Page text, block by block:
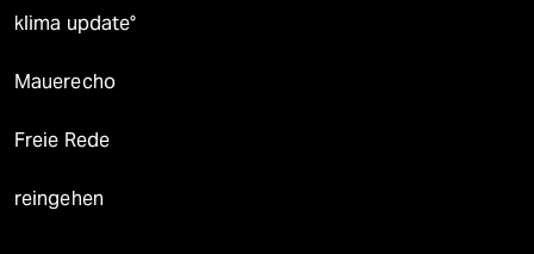
klima update°
Mauerecho
Freie Rede
reingehen